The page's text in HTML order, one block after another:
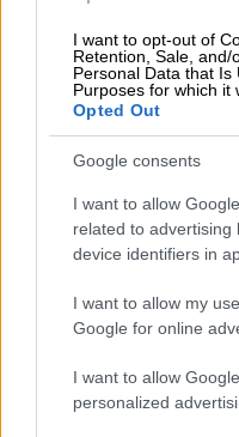
I want to opt-out of
Retention, Sale, and/
Personal Data that Is
Purposes for which it
Opted Out
Google consents
I want to allow
related to advertising
device identifiers in
I want to allow my
Google for online
I want to allow
personalized
αναφέρθηκε στην
δυσπιστίας,
ψεύδεται όταν
χαλκευμένα
Δεν ντρέπεστε,
λέει τέτοια
προσκαλώντας τον
«μονομαχία»: «Αν
. Αν όμως έχετε
παραιτηθείτε
του ΠΑΣΟΚ.
Κατηγορίες για
τάγματα»